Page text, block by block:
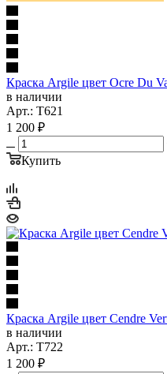
Краска Argile цвет Ocre Du
в наличии
Арт.: T621
1 200 ₽
Купить
Краска Argile цвет Cendre
в наличии
Арт.: T722
1 200 ₽